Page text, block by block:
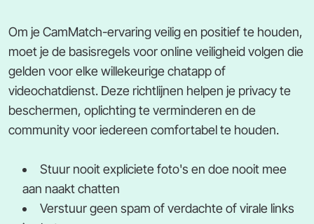
Om je CamMatch-ervaring veilig en positief te houden,
moet je de basisregels voor online veiligheid volgen die
gelden voor elke willekeurige chatapp of
videochatdienst. Deze richtlijnen helpen je privacy te
beschermen, oplichting te verminderen en de
community voor iedereen comfortabel te houden.
Stuur nooit expliciete foto's en doe nooit mee
aan naakt chatten
Verstuur geen spam of verdachte of virale links